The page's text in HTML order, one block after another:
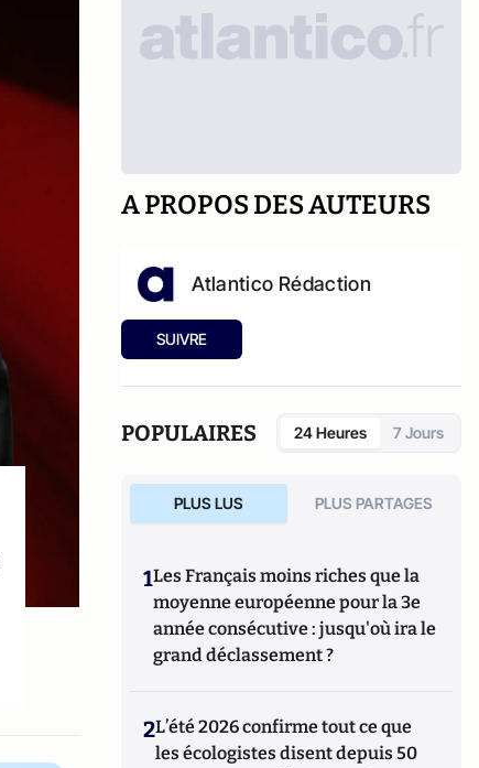
A PROPOS DES AUTEURS
Atlantico Rédaction
SUIVRE
POPULAIRES 24 Heures 7 Jours
PLUS LUS PLUS PARTAGES
1Les Français moins riches que la
moyenne européenne pour la 3e
année consécutive : jusqu'où ira le
grand déclassement ?
2L’été 2026 confirme tout ce que
les écologistes disent depuis 50